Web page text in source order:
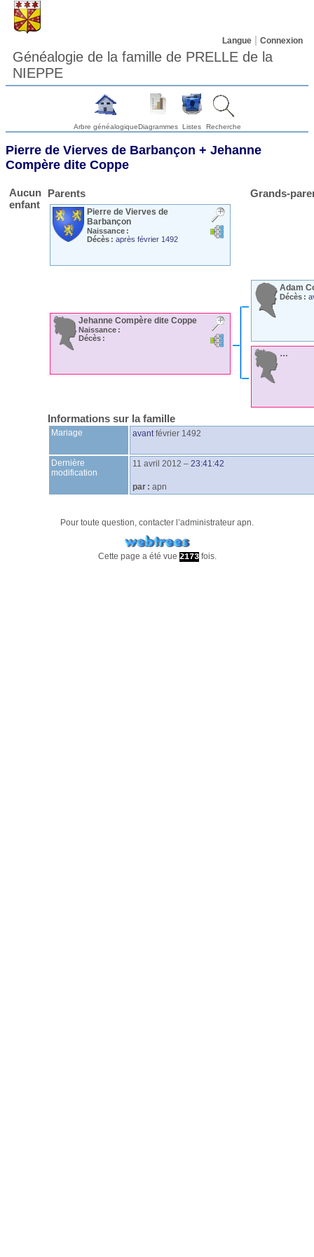
Langue Connexion
Généalogie de la famille de PRELLE de la
NIEPPE
Arbre généalogiqueDiagrammes Listes Recherche
Pierre de Vierves de Barbançon + Jehanne
Compère dite Coppe
Aucun
enfant
Parents Grands-
Pierrede Vierves de
Barbançon
Naissance :
Décès : après février 1492
Jehanne Compère dite Coppe
Naissance :
Décès :
Adam
Décès :
…
Informations sur la famille
Mariage avantfévrier 1492
Dernière
modification
11 avril 2012 – 23:41:42
par : apn
Pour toute question, contacter l’administrateur apn.
Cette page a été vue 2173fois.